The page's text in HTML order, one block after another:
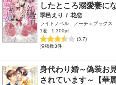
したところ溺愛妻に
季邑えり / 花恋
ライトノベル、ノーチェブックス
1巻
1,300pt
(3.7)
投稿数3件
身代わり婚～偽装お
されています～【華